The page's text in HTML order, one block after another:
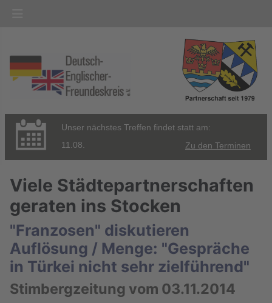
Unser nächstes Treffen findet statt am:
11.08.
Zu den Terminen
Viele Städtepartnerschaften
geraten ins Stocken
"Franzosen" diskutieren
Auflösung / Menge: "Gespräche
in Türkei nicht sehr zielführend"
Stimbergzeitung vom 03.11.2014